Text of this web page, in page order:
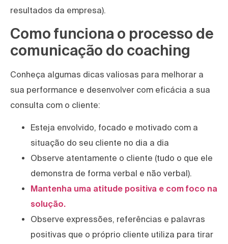
resultados da empresa).
Como funciona o processo de
comunicação do coaching
Conheça algumas dicas valiosas para melhorar a
sua performance e desenvolver com eficácia a sua
consulta com o cliente:
Esteja envolvido, focado e motivado com a
situação do seu cliente no dia a dia
Observe atentamente o cliente (tudo o que ele
demonstra de forma verbal e não verbal).
Mantenha uma atitude positiva e com foco na
solução.
Observe expressões, referências e palavras
positivas que o próprio cliente utiliza para tirar